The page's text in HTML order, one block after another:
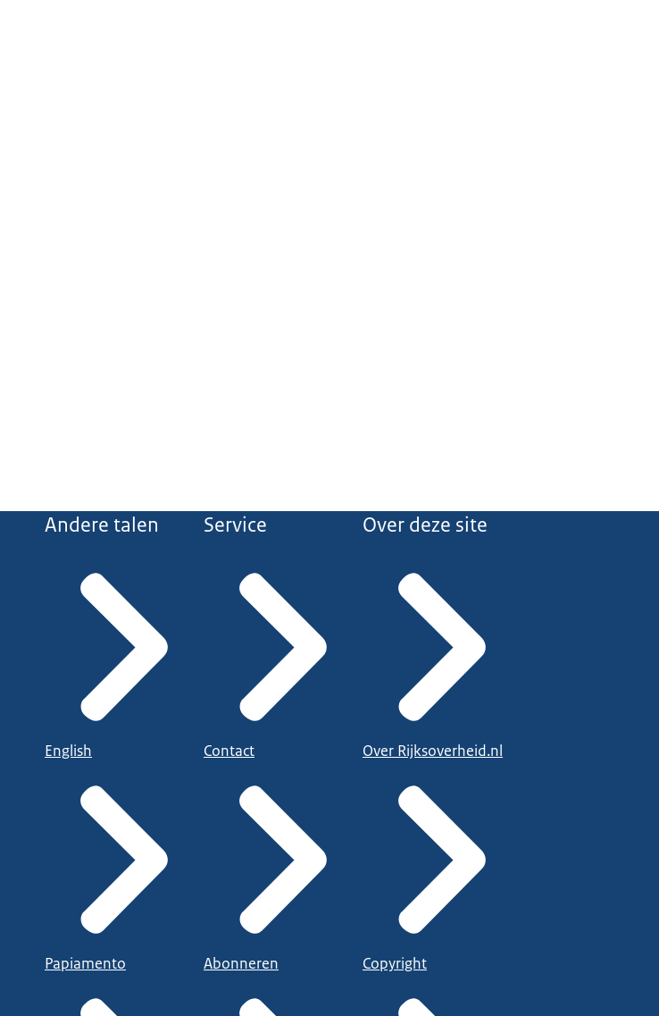
Andere talen
English
Papiamento
Service
Contact
Abonneren
Over deze site
Over Rijksoverheid.nl
Copyright